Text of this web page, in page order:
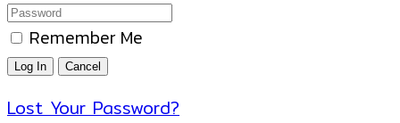
Remember Me
Lost Your Password?